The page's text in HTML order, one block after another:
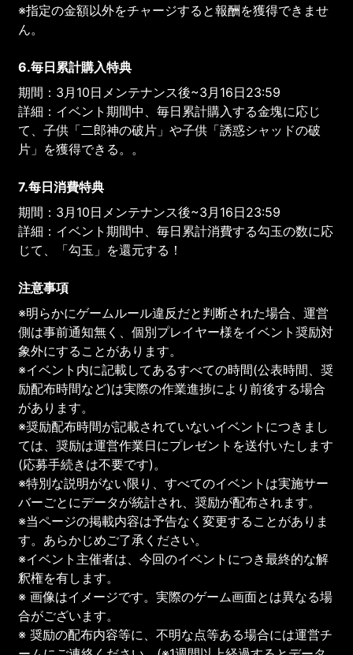
※指定の金額以外をチャージすると報酬を獲得できませ
ん。
6.毎日累計購入特典
期間：3月10日メンテナンス後~3月16日23:59
詳細：イベント期間中、毎日累計購入する金塊に応じ
て、子供「二郎神の破片」や子供「誘惑シャッドの破
片」を獲得できる。。
7.每日消費特典
期間：3月10日メンテナンス後~3月16日23:59
詳細：イベント期間中、毎日累計消費する勾玉の数に応
じて、「勾玉」を還元する！
注意事項
※明らかにゲームルール違反だと判断された場合、運営
側は事前通知無く、個別プレイヤー様をイベント奨励対
象外にすることがあります。
※イベント内に記載してあるすべての時間(公表時間、奨
励配布時間など)は実際の作業進捗により前後する場合
があります。
※奨励配布時間が記載されていないイベントにつきまし
ては、奨励は運営作業日にプレゼントを送付いたします
(応募手続きは不要です)。
※特別な説明がない限り、すべてのイベントは実施サー
バーごとにデータが統計され、奨励が配布されます。
※当ページの掲載内容は予告なく変更することがありま
す。あらかじめご了承ください。
※イベント主催者は、今回のイベントにつき最終的な解
釈権を有します。
※ 画像はイメージです。実際のゲーム画面とは異なる場
合がございます。
※ 奨励の配布内容等に、不明な点等ある場合には運営チ